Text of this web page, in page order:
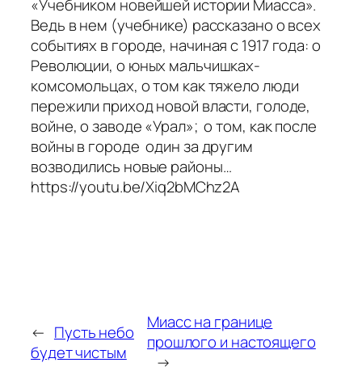
«Учебником новейшей истории Миасса».
Ведь в нем (учебнике) рассказано о всех
событиях в городе, начиная с 1917 года: о
Революции, о юных мальчишках-
комсомольцах, о том как тяжело люди
пережили приход новой власти, голоде,
войне, о заводе «Урал»; о том, как после
войны в городе один за другим
возводились новые районы…
https://youtu.be/Xiq2bMChz2A
← Пусть небо
будет чистым
Миасс на границе
прошлого и настоящего
→